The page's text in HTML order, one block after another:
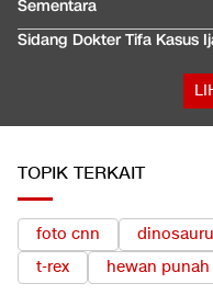
Sementara
Sidang Dokter Tifa Kasus
TOPIK TERKAIT
foto cnn
t-rex
hewan punah